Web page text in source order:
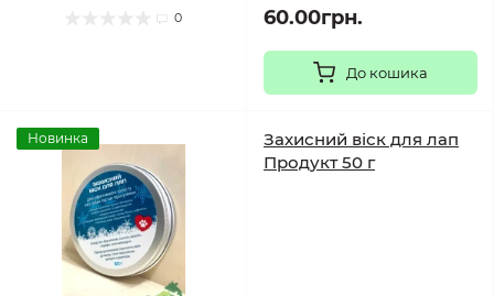
0 60.00грн.
До кошика
Новинка
Захисний віск для лап
Продукт 50 г